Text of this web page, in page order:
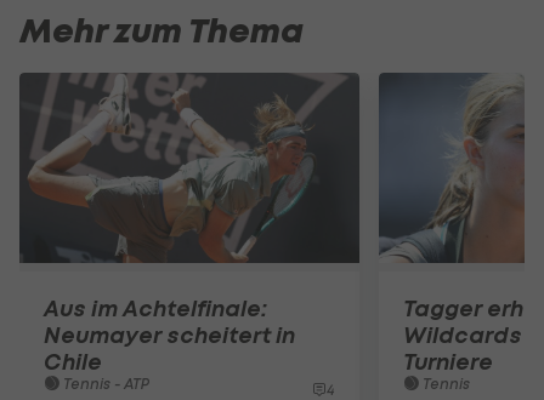
Mehr zum Thema
Aus im Achtelfinale:
Neumayer scheitert in
Chile
Tennis - ATP 4
Tagger
Wildcards
Turniere
Tennis